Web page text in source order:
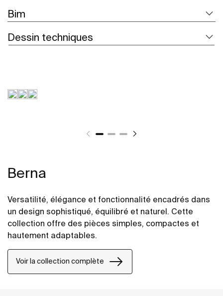
Bim
Dessin techniques
Berna
Versatilité, élégance et fonctionnalité encadrés dans
un design sophistiqué, équilibré et naturel. Cette
collection offre des pièces simples, compactes et
hautement adaptables.
Voir la collection complète